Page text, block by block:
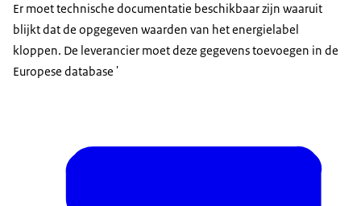
Er moet technische documentatie beschikbaar zijn waaruit
blijkt dat de opgegeven waarden van het energielabel
kloppen. De leverancier moet deze gegevens toevoegen in de
Europese database '